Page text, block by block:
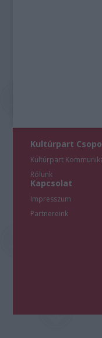
Kultúrpart
Kultúrpart
Rólunk
Kapcsolat
Impresszum
Partnereink